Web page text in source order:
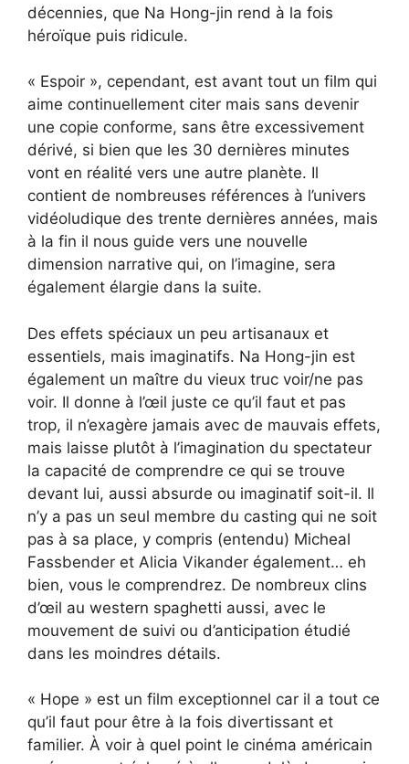
décennies, que Na Hong-jin rend à la fois
héroïque puis ridicule.
« Espoir », cependant, est avant tout un film qui
aime continuellement citer mais sans devenir
une copie conforme, sans être excessivement
dérivé, si bien que les 30 dernières minutes
vont en réalité vers une autre planète. Il
contient de nombreuses références à l’univers
vidéoludique des trente dernières années, mais
à la fin il nous guide vers une nouvelle
dimension narrative qui, on l’imagine, sera
également élargie dans la suite.
Des effets spéciaux un peu artisanaux et
essentiels, mais imaginatifs. Na Hong-jin est
également un maître du vieux truc voir/ne pas
voir. Il donne à l’œil juste ce qu’il faut et pas
trop, il n’exagère jamais avec de mauvais effets,
mais laisse plutôt à l’imagination du spectateur
la capacité de comprendre ce qui se trouve
devant lui, aussi absurde ou imaginatif soit-il. Il
n’y a pas un seul membre du casting qui ne soit
pas à sa place, y compris (entendu) Micheal
Fassbender et Alicia Vikander également… eh
bien, vous le comprendrez. De nombreux clins
d’œil au western spaghetti aussi, avec le
mouvement de suivi ou d’anticipation étudié
dans les moindres détails.
« Hope » est un film exceptionnel car il a tout ce
qu’il faut pour être à la fois divertissant et
familier. À voir à quel point le cinéma américain